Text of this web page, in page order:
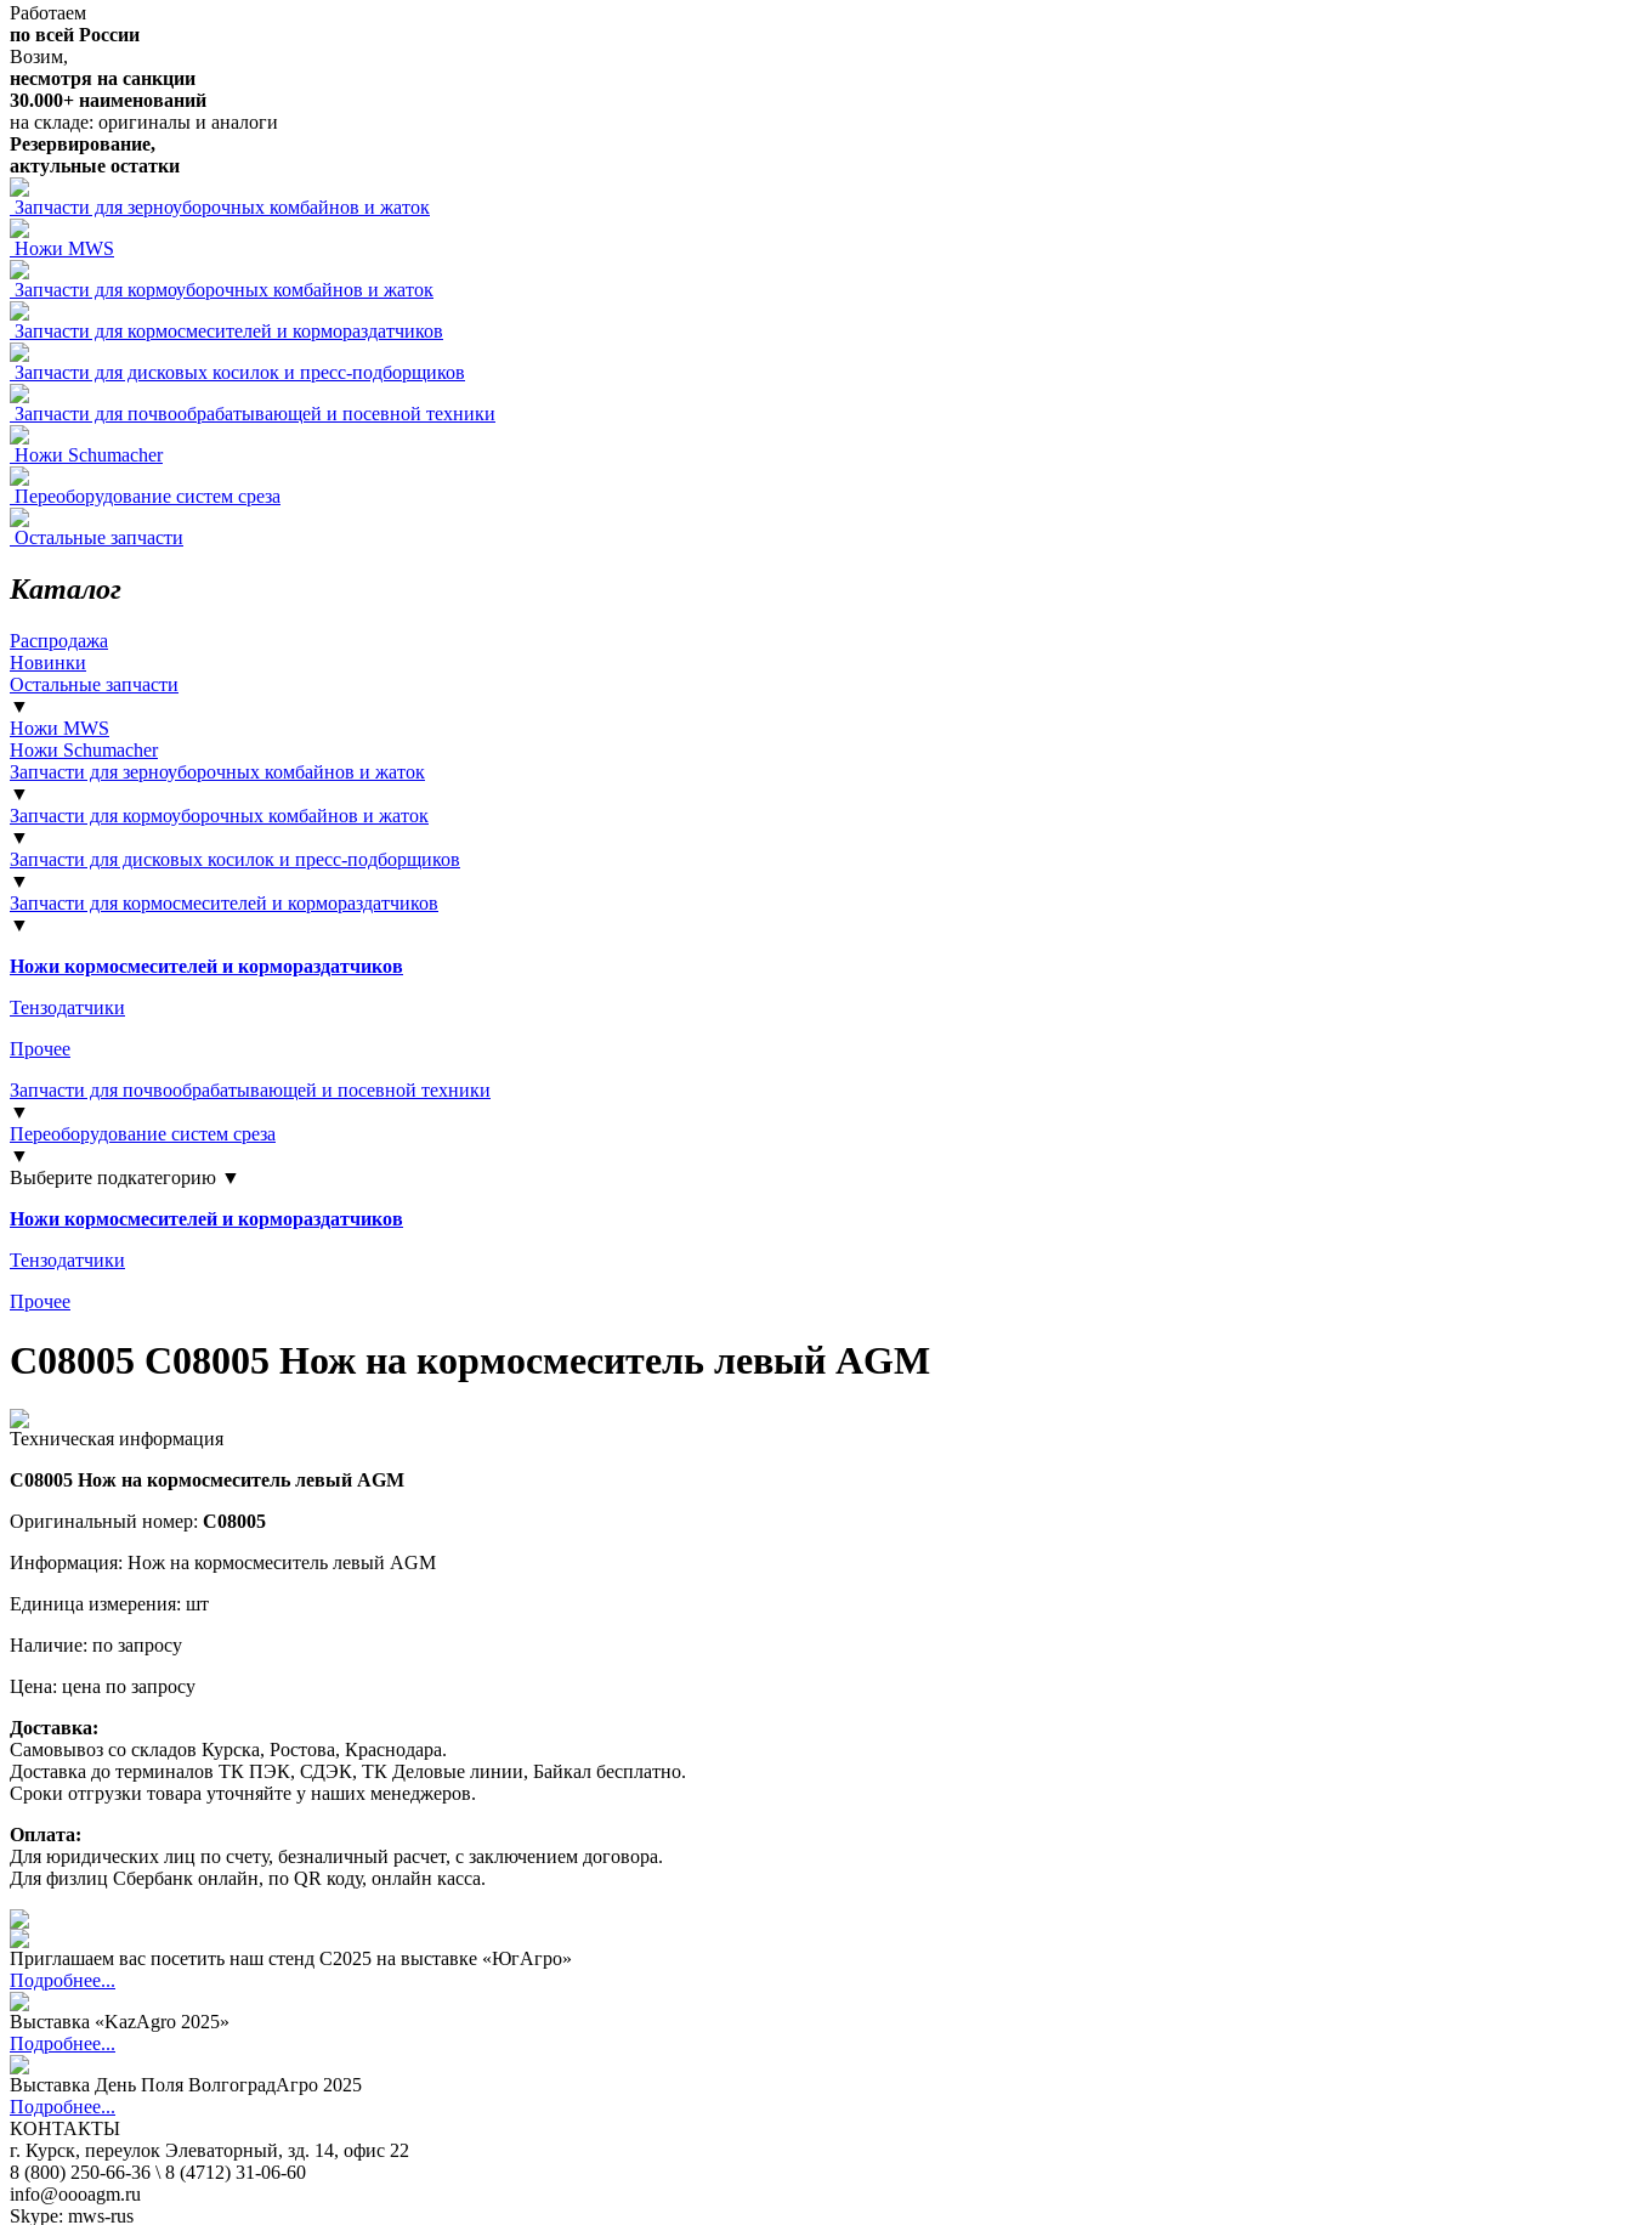
Работаем
по всей России
Возим,
несмотря на санкции
30.000+ наименований
на складе: оригиналы и аналоги
Резервирование,
актульные остатки
Запчасти для зерноуборочных комбайнов и жаток
Ножи MWS
Запчасти для кормоуборочных комбайнов и жаток
Запчасти для кормосмесителей и кормораздатчиков
Запчасти для дисковых косилок и пресс-подборщиков
Запчасти для почвообрабатывающей и посевной техники
Ножи Schumacher
Переоборудование систем среза
Остальные запчасти
Каталог
Распродажа
Новинки
Остальные запчасти
▼
Ножи MWS
Ножи Schumacher
Запчасти для зерноуборочных комбайнов и жаток
▼
Запчасти для кормоуборочных комбайнов и жаток
▼
Запчасти для дисковых косилок и пресс-подборщиков
▼
Запчасти для кормосмесителей и кормораздатчиков
▼
Ножи кормосмесителей и кормораздатчиков
Тензодатчики
Прочее
Запчасти для почвообрабатывающей и посевной техники
▼
Переоборудование систем среза
▼
Выберите подкатегорию ▼
Ножи кормосмесителей и кормораздатчиков
Тензодатчики
Прочее
C08005 C08005 Нож на кормосмеситель левый AGM
Техническая информация
C08005 Нож на кормосмеситель левый AGM
Оригинальный номер: C08005
Информация: Нож на кормосмеситель левый AGM
Единица измерения: шт
Наличие: по запросу
Цена: цена по запросу
Доставка:
Самовывоз со складов Курска, Ростова, Краснодара.
Доставка до терминалов ТК ПЭК, СДЭК, ТК Деловые линии, Байкал бесплатно.
Сроки отгрузки товара уточняйте у наших менеджеров.
Оплата:
Для юридических лиц по счету, безналичный расчет, с заключением договора.
Для физлиц Сбербанк онлайн, по QR коду, онлайн касса.
Приглашаем вас посетить наш стенд C2025 на выставке «ЮгАгро»​
Подробнее...
Выставка «KazAgro 2025»​
Подробнее...
Выставка День Поля ВолгоградАгро 2025
Подробнее...
КОНТАКТЫ
г. Курск, переулок Элеваторный, зд. 14, офис 22
8 (800) 250-66-36 \ 8 (4712) 31-06-60
info@oooagm.ru
Skype: mws-rus